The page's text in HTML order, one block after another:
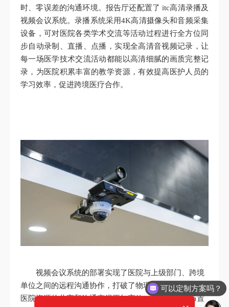
时、零误差的沟通环境。报告厅还配置了 itc高清录播及
视频会议系统。录播系统采用4K高清摄像头和音频采集
设备，可对医院各类学术交流等活动过程进行全方位同
步自动录制、直播、点播，实现全高清音视频记录，让
每一场医学技术交流活动都能以高清细腻的画质完整记
录，为医院积累丰富的教学资源，有效提高医护人员的
学习效率，促进跨境医疗合作。
视频会议系统的部署实现了医院与上级部门、跨境
单位之间的远程沟通协作，打破了物理空间的限制，让
医院资源的共享和沟通变得更加高效。在舞台灯光布置
你们电话多少？